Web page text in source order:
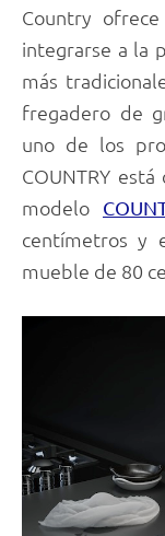
Country
integrarse a la
más
fregadero de
uno de los
COUNTRY
modelo
centímetros y
mueble de 80